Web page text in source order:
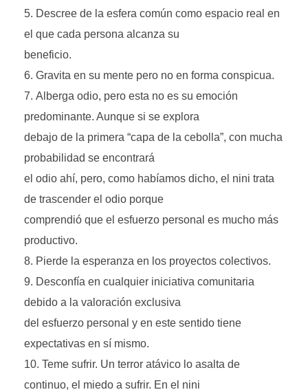
Descree de la esfera común como espacio real en
el que cada persona alcanza su
beneficio.
Gravita en su mente pero no en forma conspicua.
Alberga odio, pero esta no es su emoción
predominante. Aunque si se explora
debajo de la primera “capa de la cebolla”, con mucha
probabilidad se encontrará
el odio ahí, pero, como habíamos dicho, el nini trata
de trascender el odio porque
comprendió que el esfuerzo personal es mucho más
productivo.
Pierde la esperanza en los proyectos colectivos.
Desconfía en cualquier iniciativa comunitaria
debido a la valoración exclusiva
del esfuerzo personal y en este sentido tiene
expectativas en sí mismo.
Teme sufrir. Un terror atávico lo asalta de
continuo, el miedo a sufrir. En el nini